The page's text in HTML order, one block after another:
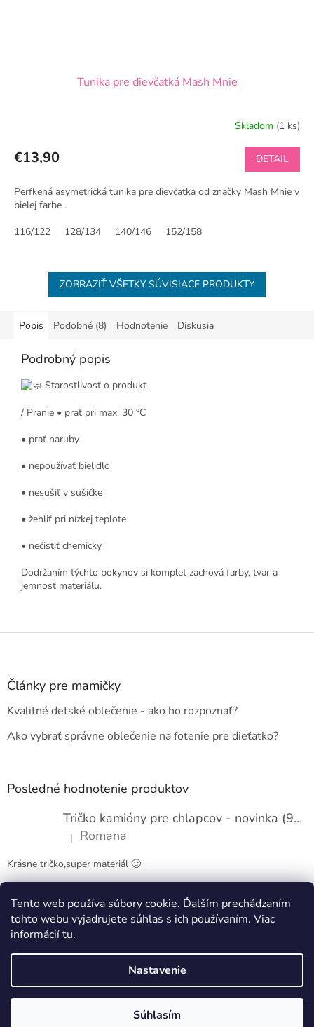
Tento web používa súbory cookie. Ďalším prechádzaním
tohto webu vyjadrujete súhlas s ich používaním. Viac
informáciítu.
Nastavenie
Súhlasím
Tunika pre dievčatká Mash Mnie
Skladom (1 ks)
€13,90 DETAIL
Perfkená asymetrická tunika pre dievčatka od značky Mash Mnie v
bielej farbe .
116/122
128/134 140/146 152/158
ZOBRAZIŤ VŠETKY SÚVISIACE PRODUKTY
Popis Podobné (8) Hodnotenie Diskusia
Podrobný popis
Starostlivosť o produkt
/ Pranie • prať pri max. 30 °C
• prať naruby
• nepoužívať bielidlo
• nesušiť v sušičke
• žehliť pri nízkej teplote
• nečistiť chemicky
Dodržaním týchto pokynov si komplet zachová farby, tvar a
jemnosť materiálu.
Z
Články pre mamičky
Kvalitné detské oblečenie - ako ho rozpoznať?
Ako vybrať správne oblečenie na fotenie pre dieťatko?
Posledné hodnotenie produktov
Tričko kamióny pre chlapcov - novinka (98-134)
Hodnotenie produktu je 5 z 5 hviezdičiek.
| Romana
Krásne tričko,super materiál 🙂
Obchodné podmienky Kontakty
Vytvoril Shoptet
Pappy kids. Všetky práva vyhradené.